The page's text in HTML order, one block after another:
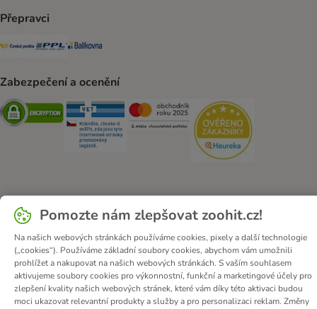
Přepravci
Česká pošta Shipping Method
PPL Shipping Method
Balíkovna Shipping Method
Zabezpečení a ocenění
Security Security Security
O zoohit Kariéra Firemní webové stránky
Impressum
Zákon o digitálních službách
Likvidace baterií
Kontakt
Poštovné a dodací termín
Způsoby platby
Partnerský program
Ochrana osobních údajů
Pomozte nám zlepšovat zoohit.cz!
Na našich webových stránkách používáme cookies, pixely a další technologie
(„cookies“). Používáme základní soubory cookies, abychom vám umožnili
prohlížet a nakupovat na našich webových stránkách. S vaším souhlasem
aktivujeme soubory cookies pro výkonnostní, funkční a marketingové účely pro
zlepšení kvality našich webových stránek, které vám díky této aktivaci budou
moci ukazovat relevantní produkty a služby a pro personalizaci reklam. Změny